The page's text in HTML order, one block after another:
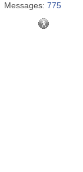
Messages: 775